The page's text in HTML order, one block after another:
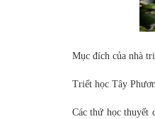
Mục đích của nhà
Triết học Tây
Các thứ học thuyết